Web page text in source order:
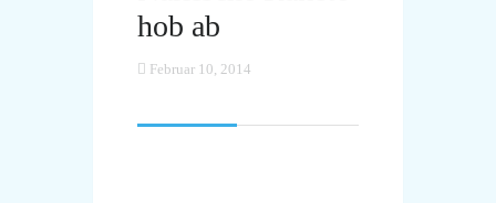
hob ab
Februar 10, 2014